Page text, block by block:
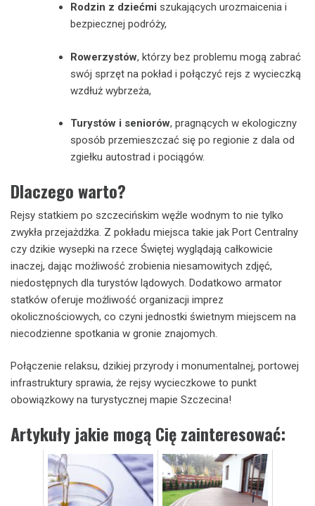
Rodzin z dziećmi szukających urozmaicenia i
bezpiecznej podróży,
Rowerzystów, którzy bez problemu mogą zabrać
swój sprzęt na pokład i połączyć rejs z wycieczką
wzdłuż wybrzeża,
Turystów i seniorów, pragnących w ekologiczny
sposób przemieszczać się po regionie z dala od
zgiełku autostrad i pociągów.
Dlaczego warto?
Rejsy statkiem po szczecińskim węźle wodnym to nie tylko
zwykła przejażdżka. Z pokładu miejsca takie jak Port Centralny
czy dzikie wysepki na rzece Świętej wyglądają całkowicie
inaczej, dając możliwość zrobienia niesamowitych zdjęć,
niedostępnych dla turystów lądowych. Dodatkowo armator
statków oferuje możliwość organizacji imprez
okolicznościowych, co czyni jednostki świetnym miejscem na
niecodzienne spotkania w gronie znajomych.
Połączenie relaksu, dzikiej przyrody i monumentalnej, portowej
infrastruktury sprawia, że rejsy wycieczkowe to punkt
obowiązkowy na turystycznej mapie Szczecina!
Artykuły jakie mogą Cię zainteresować: